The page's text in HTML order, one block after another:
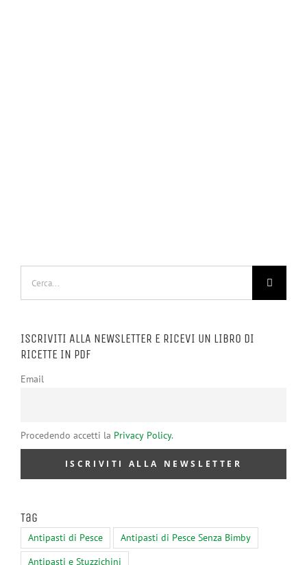
ISCRIVITI ALLA NEWSLETTER E RICEVI UN LIBRO DI
RICETTE IN PDF
Email
Procedendo accetti la Privacy Policy.
Tag
Antipasti di Pesce
Antipasti di Pesce Senza Bimby
Antipasti e Stuzzichini